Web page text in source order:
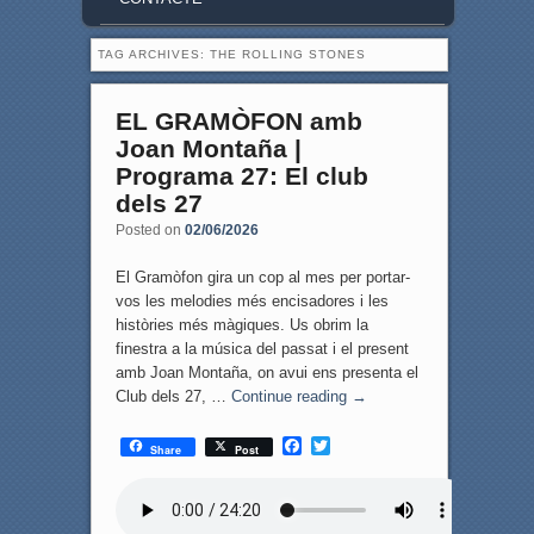
TAG ARCHIVES: THE ROLLING STONES
EL GRAMÒFON amb
Joan Montaña |
Programa 27: El club
dels 27
Posted on 02/06/2026
El Gramòfon gira un cop al mes per portar-
vos les melodies més encisadores i les
històries més màgiques. Us obrim la
finestra a la música del passat i el present
amb Joan Montaña, on avui ens presenta el
Club dels 27, … Continue reading →
Share Post
F
T